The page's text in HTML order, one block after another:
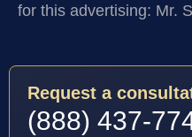
for this advertising: Mr.
Request a
(888) 437-